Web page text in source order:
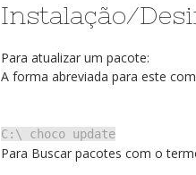
Instalação/
Para atualizar um pacote:
A forma abreviada para este
C:\ choco update
Para Buscar pacotes com o